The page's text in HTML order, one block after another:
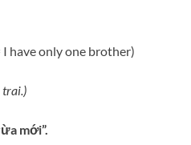
have only one brother)
trai.)
mới”.